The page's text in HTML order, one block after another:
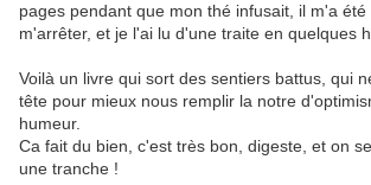
pages pendant que mon thé infusait, il m'a
m'arrêter, et je l'ai lu d'une traite en quelques
Voilà un livre qui sort des sentiers battus, qui
tête pour mieux nous remplir la notre
humeur.
Ca fait du bien, c'est très bon, digeste, et on
une tranche !